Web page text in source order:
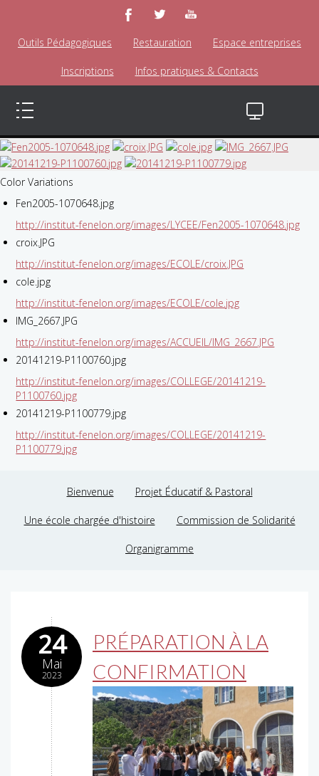
Outils Pédagogiques Restauration Espace entreprises
Inscriptions Infos pratiques & Contacts
Color Variations
Fen2005-1070648.jpg
http://institut-fenelon.org/images/LYCEE/Fen2005-1070648.jpg
croix.JPG
http://institut-fenelon.org/images/ECOLE/croix.JPG
cole.jpg
http://institut-fenelon.org/images/ECOLE/cole.jpg
IMG_2667.JPG
http://institut-fenelon.org/images/ACCUEIL/IMG_2667.JPG
20141219-P1100760.jpg
http://institut-fenelon.org/images/COLLEGE/20141219-
P1100760.jpg
20141219-P1100779.jpg
http://institut-fenelon.org/images/COLLEGE/20141219-
P1100779.jpg
Bienvenue Projet Éducatif & Pastoral
Une école chargée d'histoire Commission de Solidarité
Organigramme
24
Mai
2023
PRÉPARATION À LA
CONFIRMATION